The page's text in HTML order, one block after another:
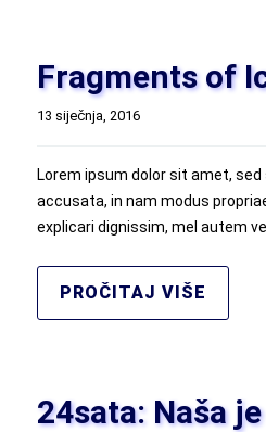
Fragments of
13 siječnja, 2016
Lorem ipsum dolor sit amet,
accusata, in nam modus
explicari dignissim, mel autem
PROČITAJ VIŠE
24sata: Naša